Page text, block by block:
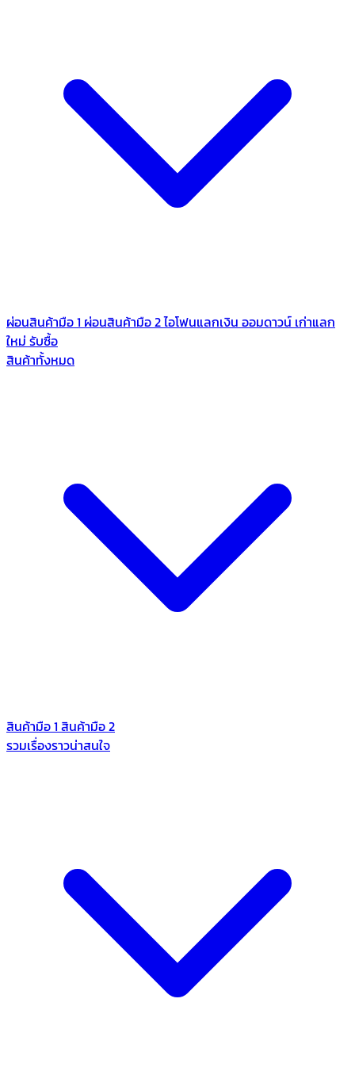
ผ่อนสินค้ามือ 1 ผ่อนสินค้ามือ 2ไอโฟนแลกเงิน ออมดาวน์ เก่าแลก
ใหม่ รับซื้อ
สินค้าทั้งหมด
สินค้ามือ 1 สินค้ามือ 2
รวมเรื่องราวน่าสนใจ